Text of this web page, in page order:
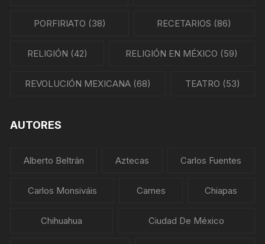
PORFIRIATO (38) RECETARIOS (86)
RELIGIÓN (42) RELIGIÓN EN MÉXICO (59)
REVOLUCIÓN MEXICANA (68) TEATRO (53)
AUTORES
Alberto Beltrán Aztecas Carlos Fuentes
Carlos Monsiváis Carnes Chiapas
Chihuahua Ciudad De México